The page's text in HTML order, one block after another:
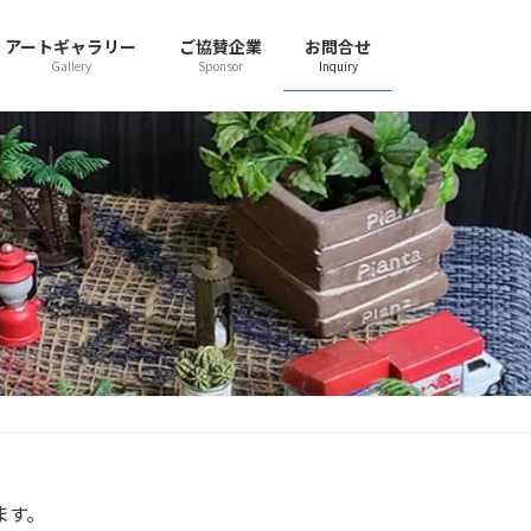
アートギャラリー
Gallery
ご協賛企業
Sponsor
お問合せ
Inquiry
。